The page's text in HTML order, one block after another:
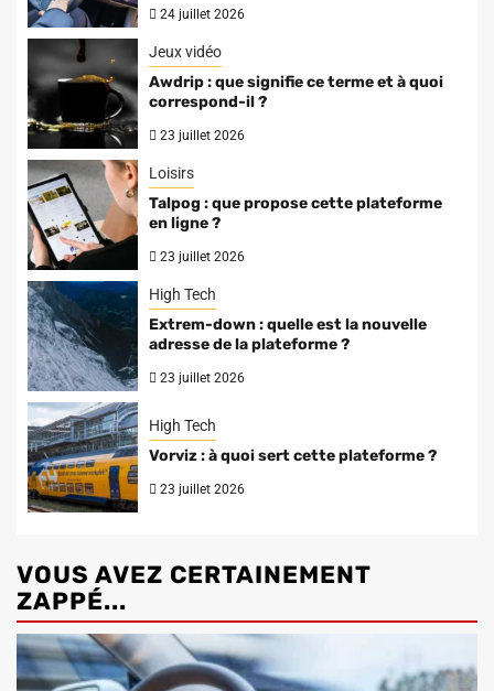
24 juillet 2026
Jeux vidéo
Awdrip : que signifie ce terme et à quoi
correspond-il ?
23 juillet 2026
Loisirs
Talpog : que propose cette plateforme
en ligne ?
23 juillet 2026
High Tech
Extrem-down : quelle est la nouvelle
adresse de la plateforme ?
23 juillet 2026
High Tech
Vorviz : à quoi sert cette plateforme ?
23 juillet 2026
VOUS AVEZ CERTAINEMENT
ZAPPÉ...